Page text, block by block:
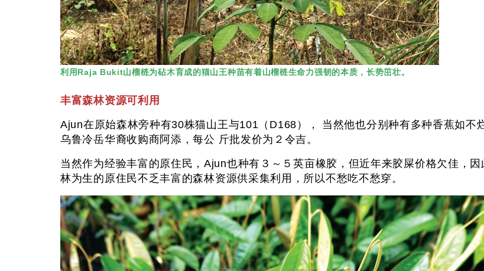
利用Raja Bukit山榴梿为砧木育成的猫山王种苗有着山榴梿生命力强韧的本质，长势茁壮。
丰富森林资源可利用
Ajun在原始森林旁种有30株猫山王与101（D168）， 当然他也分别种有多种香蕉如不
乌鲁冷岳华裔收购商阿添，每公 斤批发价为２令吉。
当然作为经验丰富的原住民，Ajun也种有３～５英亩橡胶，但近年来胶屎价格欠佳，
林为生的原住民不乏丰富的森林资源供采集利用，所以不愁吃不愁穿。